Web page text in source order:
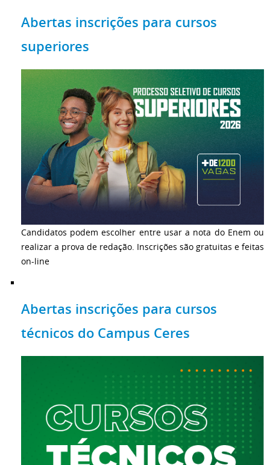
Abertas inscrições para cursos
superiores
Candidatos podem escolher entre usar a nota do Enem ou
realizar a prova de redação. Inscrições são gratuitas e feitas
on-line
Abertas inscrições para cursos
técnicos do Campus Ceres